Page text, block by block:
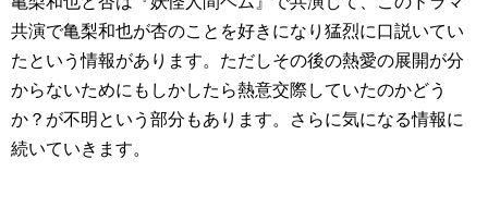
共演で亀梨和也が杏のことを好きになり猛烈に口説いてい
たという情報があります。ただしその後の熱愛の展開が分
からないためにもしかしたら熱意交際していたのかどう
か？が不明という部分もあります。さらに気になる情報に
続いていきます。